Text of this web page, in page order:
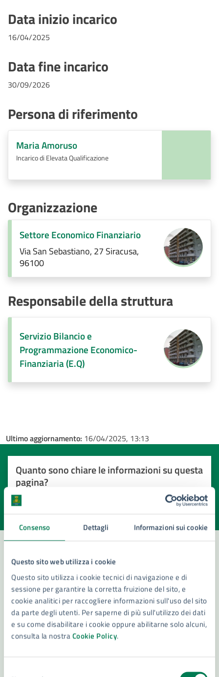
Consenso Dettagli Informazioni sui cookie
Questo sito web utilizza i cookie
Questo sito utilizza i cookie tecnici di navigazione e di
sessione per garantire la corretta fruizione del sito, e
cookie analitici per raccogliere informazioni sull'uso del sito
da parte degli utenti. Per saperne di più sull'utilizzo dei dati
e su come disabilitare i cookie oppure abilitarne solo alcuni,
consulta la nostraCookie Policy.
Data inizio incarico
16/04/2025
Data fine incarico
30/09/2026
Persona di riferimento
Maria Amoruso
Incarico di Elevata Qualificazione
Organizzazione
Settore Economico Finanziario
Via San Sebastiano, 27 Siracusa,
96100
Responsabile della struttura
Servizio Bilancio e
Programmazione Economico-
Finanziaria (E.Q)
Ultimo aggiornamento: 16/04/2025, 13:13
Quanto sono chiare le informazioni su questa
pagina?
Valuta la chiarezza delle informazioni (da 1 a 5 stelle)
Seleziona il numero di stelle per valutare la chiarezza delle
Contatta il comune
Leggi le domande frequenti
Richiedi assistenza
Numero verde 800299507